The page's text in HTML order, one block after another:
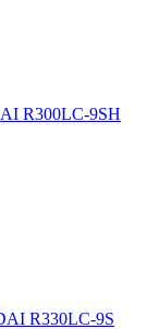
9SH
R330LC-9S